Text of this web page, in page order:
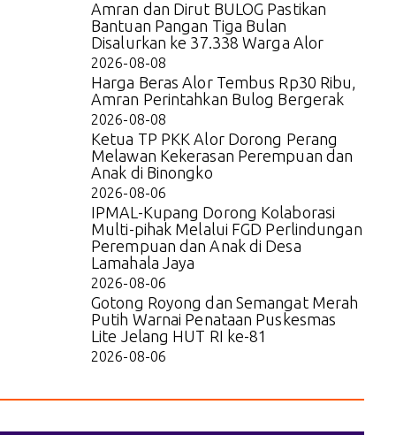
Amran dan Dirut BULOG Pastikan
Bantuan Pangan Tiga Bulan
Disalurkan ke 37.338 Warga Alor
2026-08-08
Harga Beras Alor Tembus Rp30 Ribu,
Amran Perintahkan Bulog Bergerak
2026-08-08
Ketua TP PKK Alor Dorong Perang
Melawan Kekerasan Perempuan dan
Anak di Binongko
2026-08-06
IPMAL-Kupang Dorong Kolaborasi
Multi-pihak Melalui FGD Perlindungan
Perempuan dan Anak di Desa
Lamahala Jaya
2026-08-06
Gotong Royong dan Semangat Merah
Putih Warnai Penataan Puskesmas
Lite Jelang HUT RI ke-81
2026-08-06